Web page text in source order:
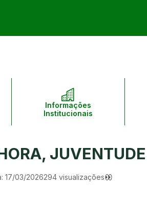
Informações
Institucionais
17/03/2026294 visualizações